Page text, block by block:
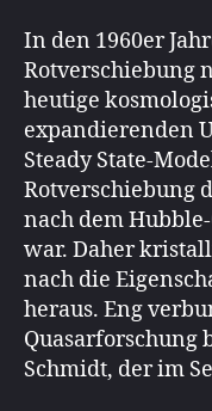
In den 1960er
Rotverschiebung
heutige
expandierenden
Steady State-
Rotverschiebung
nach dem
war. Daher
nach die
heraus. Eng
Quasarforschung
Schmidt, der im